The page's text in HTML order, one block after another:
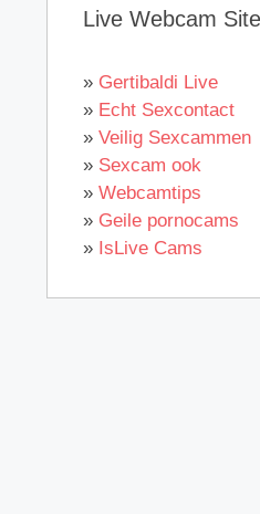
Live Webcam
» Gertibaldi Live
» Echt Sexcontact
» Veilig Sexcammen
» Sexcam ook
» Webcamtips
» Geile pornocams
» IsLive Cams